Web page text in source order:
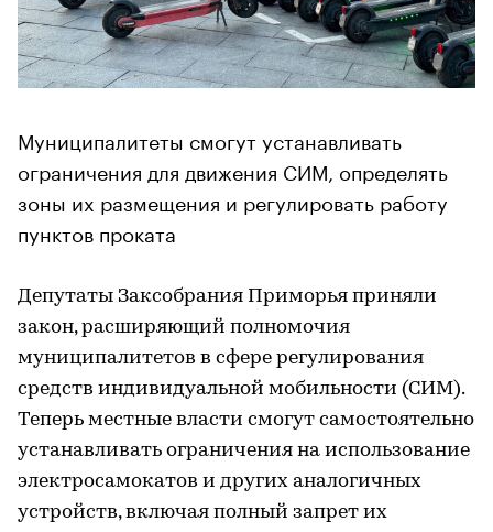
Муниципалитеты смогут устанавливать
ограничения для движения СИМ, определять
зоны их размещения и регулировать работу
пунктов проката
Депутаты Заксобрания Приморья приняли
закон, расширяющий полномочия
муниципалитетов в сфере регулирования
средств индивидуальной мобильности (СИМ).
Теперь местные власти смогут самостоятельно
устанавливать ограничения на использование
электросамокатов и других аналогичных
устройств, включая полный запрет их